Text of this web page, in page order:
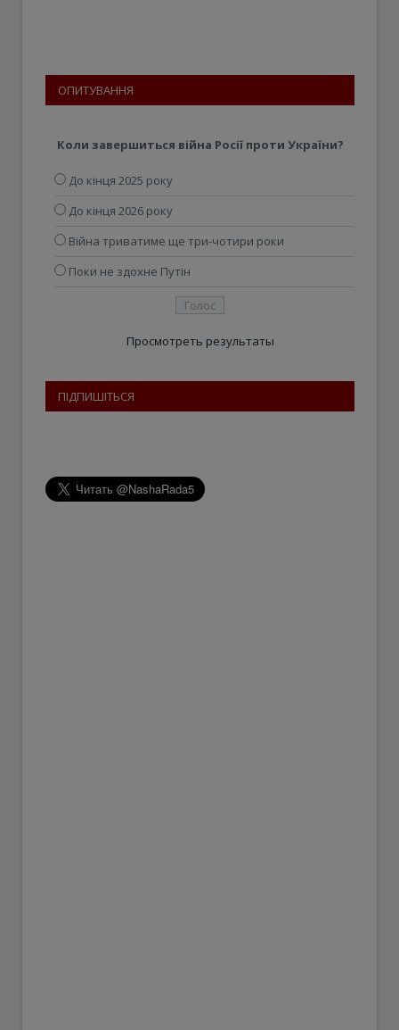
ОПИТУВАННЯ
Коли завершиться війна Росії проти України?
До кінця 2025 року
До кінця 2026 року
Війна триватиме ще три-чотири роки
Поки не здохне Путін
Просмотреть результаты
ПІДПИШІТЬСЯ